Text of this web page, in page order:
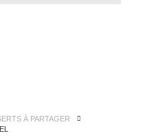
À PARTAGER